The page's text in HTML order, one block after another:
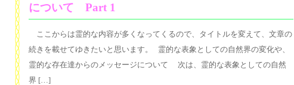
について Part 1
ここからは霊的な内容が多くなってくるので、タイトルを変えて、文章の
続きを載せてゆきたいと思います。 霊的な表象としての自然界の変化や、
霊的な存在達からのメッセージについて 次は、霊的な表象としての自然
界 […]